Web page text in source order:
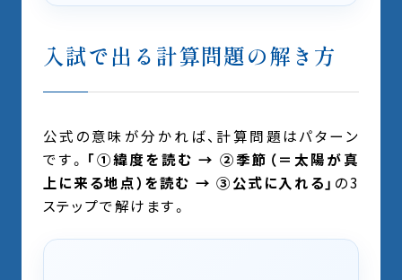
入試で出る計算問題の解き方
公式の意味が分かれば、計算問題はパターン
です。 「①緯度を読む → ②季節（＝太陽が真
上に来る地点）を読む → ③公式に入れる」 の3
ステップで解けます。